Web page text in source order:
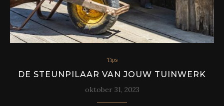
Tips
DE STEUNPILAAR VAN JOUW TUINWERK
oktober 31, 2023